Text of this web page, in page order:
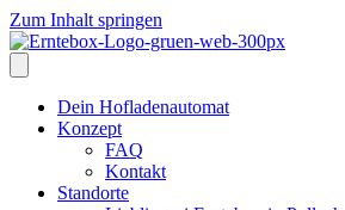
Zum Inhalt springen
Dein Hofladenautomat
Konzept
FAQ
Kontakt
Standorte